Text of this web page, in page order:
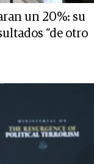
un 20%: su
“de otro